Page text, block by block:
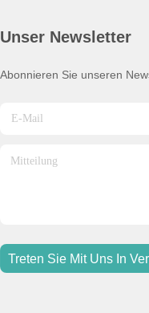
Unser Newsletter
Abonnieren Sie unseren
Treten Sie Mit Uns In